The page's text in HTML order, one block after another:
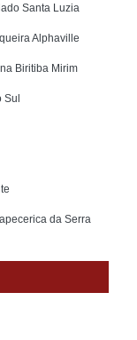
Santa Luzia
Alphaville
Biritiba Mirim
Sul
da Serra